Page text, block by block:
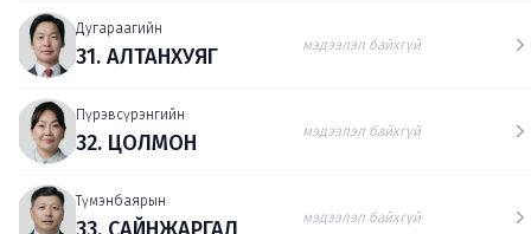
Дугараагийн
31. АЛТАНХУЯГ мэдээлэл байхгүй
Пүрэвсүрэнгийн
32. ЦОЛМОН мэдээлэл байхгүй
Түмэнбаярын
мэдээлэл байхгүй